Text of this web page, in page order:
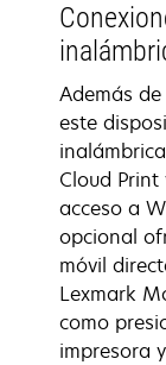
Además
este
Cloud
acceso a
opcional
móvil
Lexmark
como
impresora